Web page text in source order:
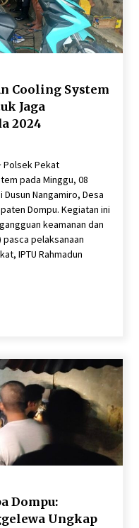
Cooling System
Jaga
2024
Polsek Pekat
pada Minggu, 08
Dusun Nangamiro, Desa
Dompu. Kegiatan ini
keamanan dan
pelaksanaan
IPTU Rahmadun
Dompu:
Ungkap